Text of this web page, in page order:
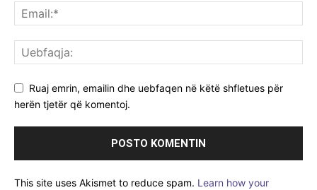
Ruaj emrin, emailin dhe uebfaqen në këtë shfletues për
herën tjetër që komentoj.
This site uses Akismet to reduce spam. Learn how your